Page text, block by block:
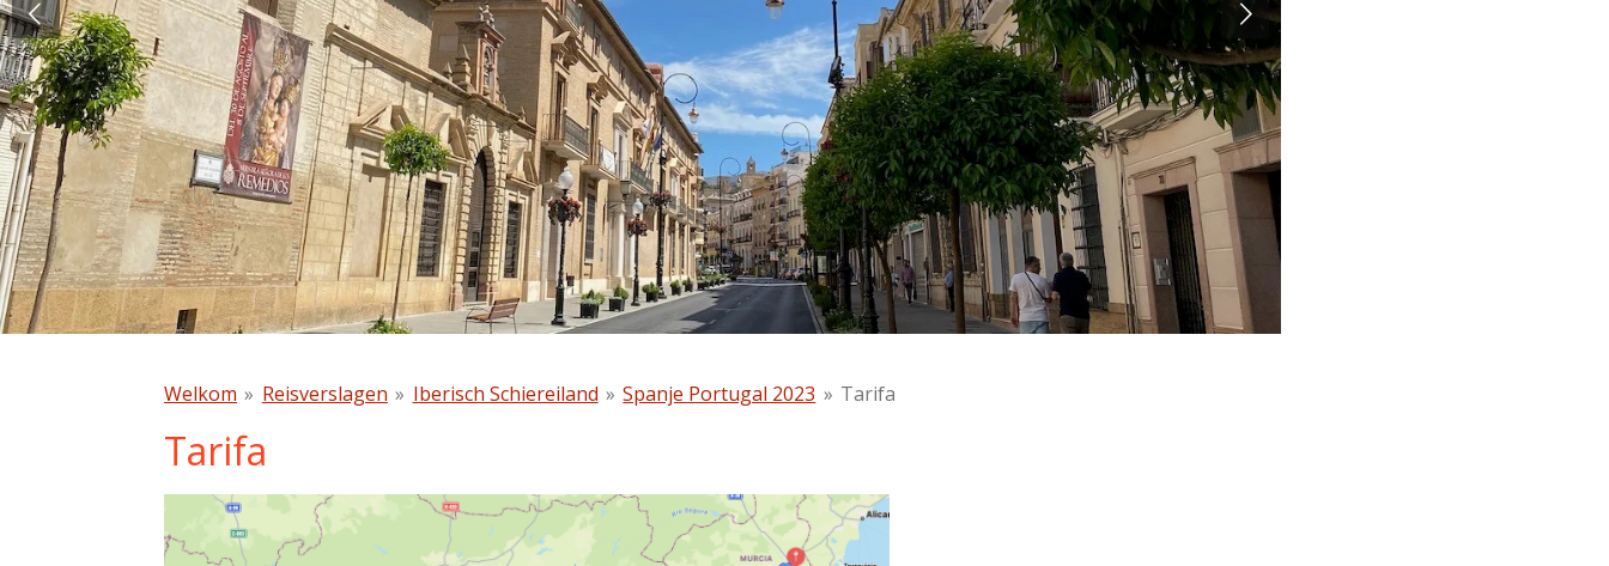
Welkom » Reisverslagen » Iberisch Schiereiland » Spanje Portugal 2023 » Tarifa
Tarifa